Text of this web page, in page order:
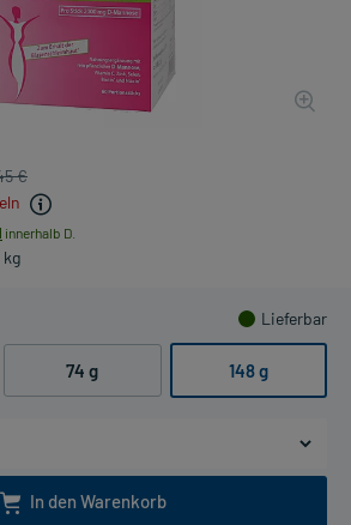
€
innerhalb D.
kg
Lieferbar
74 g 148 g
In den Warenkorb